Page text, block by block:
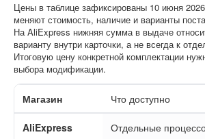
Цены в таблице зафиксированы 10 июня
меняют стоимость, наличие и варианты
На AliExpress нижняя сумма в выдаче
варианту внутри карточки, а не всегда к
Итоговую цену конкретной комплектации
выбора модификации.
Магазин Что доступно
AliExpress Отдельные